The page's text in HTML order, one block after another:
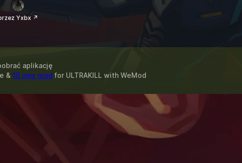
Yxbx ↗
aplikację
& 10 inny mod for ULTRAKILL with WeMod